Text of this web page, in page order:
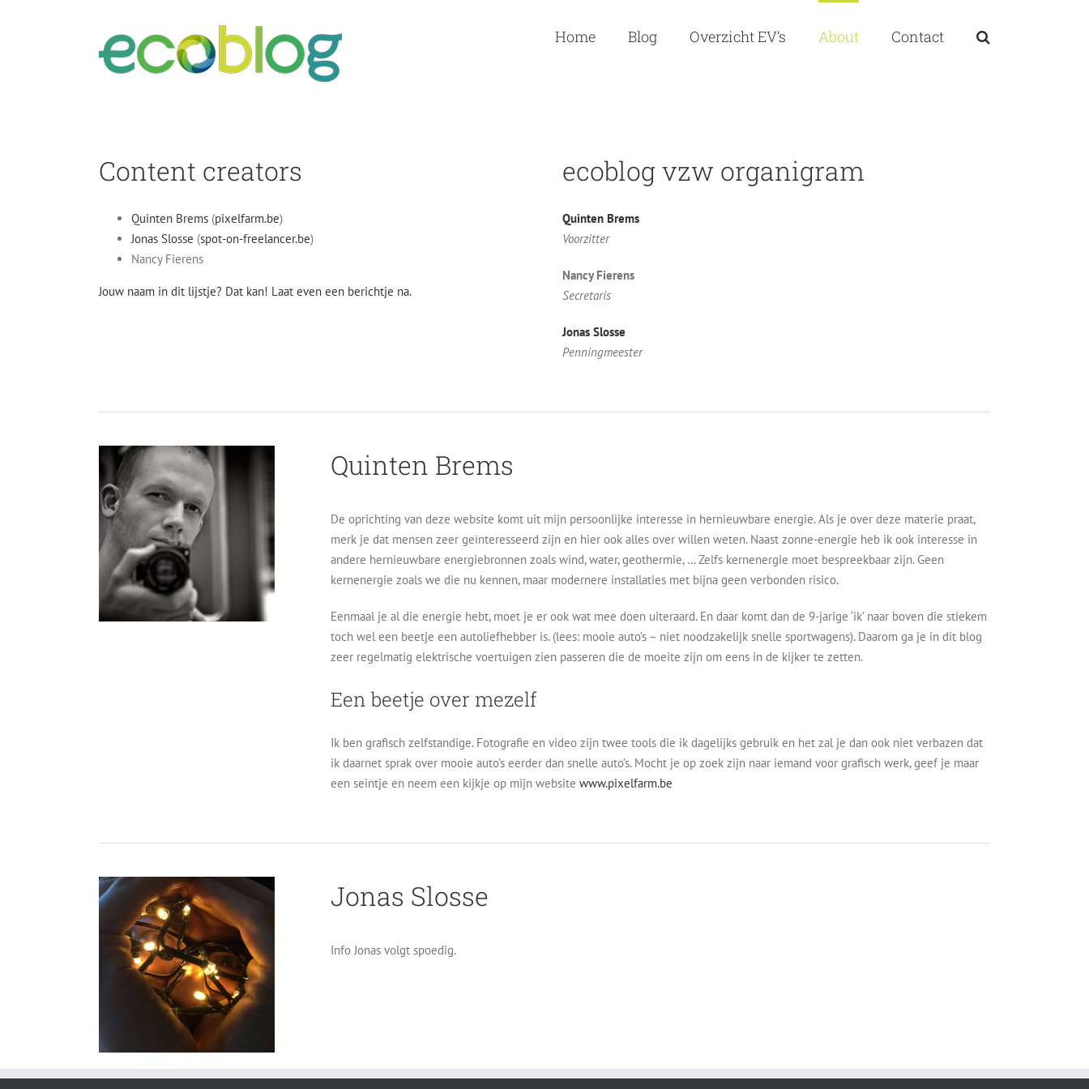
Home Blog Overzicht EV’s About Contact
Content creators
Quinten Brems (pixelfarm.be)
Jonas Slosse (spot-on-freelancer.be)
Nancy Fierens
Jouw naam in dit lijstje? Dat kan! Laat even een berichtje na.
ecoblog vzw organigram
Quinten Brems
Voorzitter
Nancy Fierens
Secretaris
Jonas Slosse
Penningmeester
Quinten Brems
De oprichting van deze website komt uit mijn persoonlijke interesse in hernieuwbare energie. Als je over deze materie praat,
merk je dat mensen zeer geïnteresseerd zijn en hier ook alles over willen weten. Naast zonne-energie heb ik ook interesse in
andere hernieuwbare energiebronnen zoals wind, water, geothermie, … Zelfs kernenergie moet bespreekbaar zijn. Geen
kernenergie zoals we die nu kennen, maar modernere installaties met bijna geen verbonden risico.
Eenmaal je al die energie hebt, moet je er ook wat mee doen uiteraard. En daar komt dan de 9-jarige ‘ik’ naar boven die stiekem
toch wel een beetje een autoliefhebber is. (lees: mooie auto’s – niet noodzakelijk snelle sportwagens). Daarom ga je in dit blog
zeer regelmatig elektrische voertuigen zien passeren die de moeite zijn om eens in de kijker te zetten.
Een beetje over mezelf
Ik ben grafisch zelfstandige. Fotografie en video zijn twee tools die ik dagelijks gebruik en het zal je dan ook niet verbazen dat
ik daarnet sprak over mooie auto’s eerder dan snelle auto’s. Mocht je op zoek zijn naar iemand voor grafisch werk, geef je maar
een seintje en neem een kijkje op mijn website www.pixelfarm.be
Jonas Slosse
Info Jonas volgt spoedig.